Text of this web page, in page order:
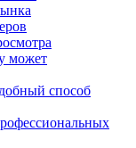
может
способ